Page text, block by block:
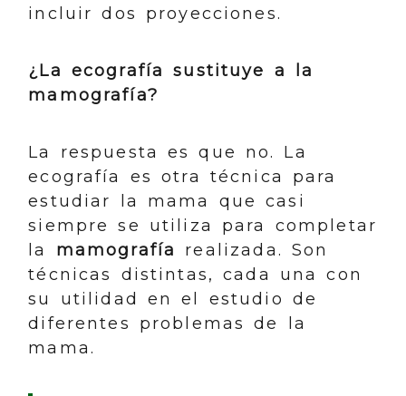
incluir dos proyecciones.
¿La ecografía sustituye a la
mamografía?
La respuesta es que no. La
ecografía es otra técnica para
estudiar la mama que casi
siempre se utiliza para completar
la mamografía
realizada. Son
técnicas distintas, cada una con
su utilidad en el estudio de
diferentes problemas de la
mama.